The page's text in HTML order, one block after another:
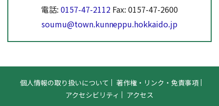
電話:0157-47-2112 Fax: 0157-47-2600
soumu@town.kunneppu.hokkaido.jp
個人情報の取り扱いについて
著作権・リンク・免責事項
アクセシビリティ
アクセス